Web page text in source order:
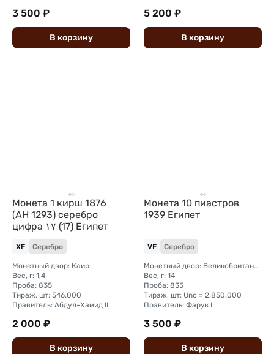
3 500 ₽
В корзину
5 200 ₽
В корзину
Монета 1 кирш 1876
(AH 1293) серебро
цифра ١٧ (17) Египет
XF Серебро
Монетный двор: Каир
Вес, г: 1,4
Проба: 835
Тираж, шт: 546.000
Правитель: Абдул-Хамид II
2 000 ₽
В корзину
Монета 10 пиастров
1939 Египет
VF Серебро
Монетный двор: Великобритания, Лондон
Вес, г: 14
Проба: 835
Тираж, шт: Unc = 2.850.000
Правитель: Фарук I
3 500 ₽
В корзину